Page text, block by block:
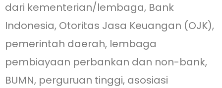
dari kementerian/lembaga, Bank
Indonesia, Otoritas Jasa Keuangan (OJK),
pemerintah daerah, lembaga
pembiayaan perbankan dan non-bank,
BUMN, perguruan tinggi, asosiasi